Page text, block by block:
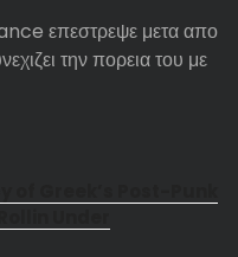
επεστρεψε μετα απο
την πορεια του με